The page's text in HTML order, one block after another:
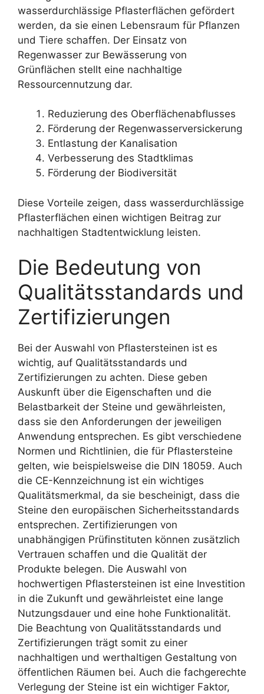
wasserdurchlässige Pflasterflächen gefördert
werden, da sie einen Lebensraum für Pflanzen
und Tiere schaffen. Der Einsatz von
Regenwasser zur Bewässerung von
Grünflächen stellt eine nachhaltige
Ressourcennutzung dar.
Reduzierung des Oberflächenabflusses
Förderung der Regenwasserversickerung
Entlastung der Kanalisation
Verbesserung des Stadtklimas
Förderung der Biodiversität
Diese Vorteile zeigen, dass wasserdurchlässige
Pflasterflächen einen wichtigen Beitrag zur
nachhaltigen Stadtentwicklung leisten.
Die Bedeutung von
Qualitätsstandards und
Zertifizierungen
Bei der Auswahl von Pflastersteinen ist es
wichtig, auf Qualitätsstandards und
Zertifizierungen zu achten. Diese geben
Auskunft über die Eigenschaften und die
Belastbarkeit der Steine und gewährleisten,
dass sie den Anforderungen der jeweiligen
Anwendung entsprechen. Es gibt verschiedene
Normen und Richtlinien, die für Pflastersteine
gelten, wie beispielsweise die DIN 18059. Auch
die CE-Kennzeichnung ist ein wichtiges
Qualitätsmerkmal, da sie bescheinigt, dass die
Steine den europäischen Sicherheitsstandards
entsprechen. Zertifizierungen von
unabhängigen Prüfinstituten können zusätzlich
Vertrauen schaffen und die Qualität der
Produkte belegen. Die Auswahl von
hochwertigen Pflastersteinen ist eine Investition
in die Zukunft und gewährleistet eine lange
Nutzungsdauer und eine hohe Funktionalität.
Die Beachtung von Qualitätsstandards und
Zertifizierungen trägt somit zu einer
nachhaltigen und werthaltigen Gestaltung von
öffentlichen Räumen bei. Auch die fachgerechte
Verlegung der Steine ist ein wichtiger Faktor,